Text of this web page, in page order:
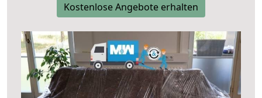
Kostenlose Angebote erhalten